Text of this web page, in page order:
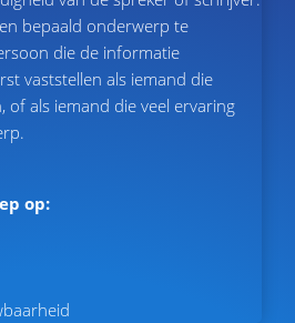
bepaald onderwerp te
die de informatie
vaststellen als iemand die
als iemand die veel ervaring
op: